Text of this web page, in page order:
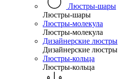
Люстры-шары
Люстры-шары
Люстры-молекула
Люстры-молекула
Дизайнерские люстры
Дизайнерские люстры
Люстры-кольца
Люстры-кольца